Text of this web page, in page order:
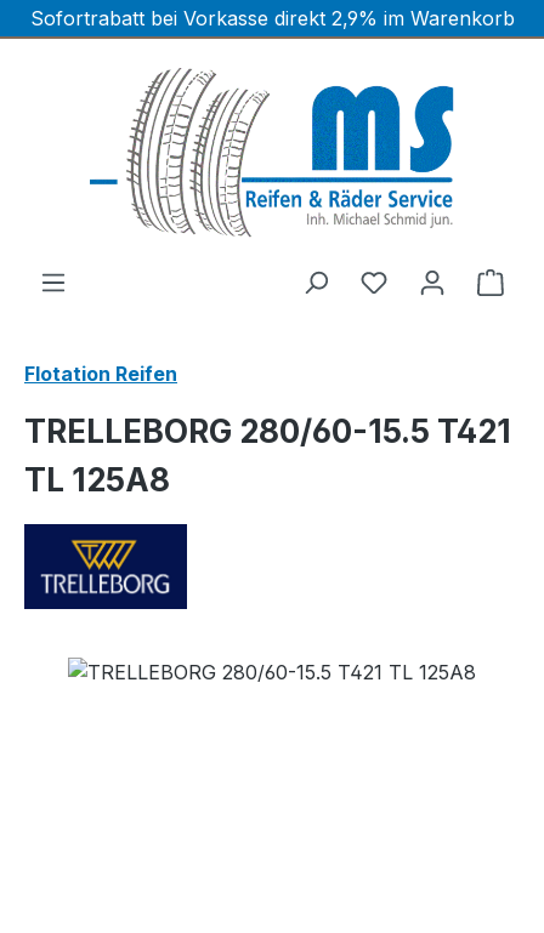
Zum Hauptinhalt springen
Sofortrabatt bei Vorkasse direkt 2,9% im Warenkorb
Flotation Reifen
TRELLEBORG 280/60-15.5 T421
TL 125A8
Bildergalerie überspringen